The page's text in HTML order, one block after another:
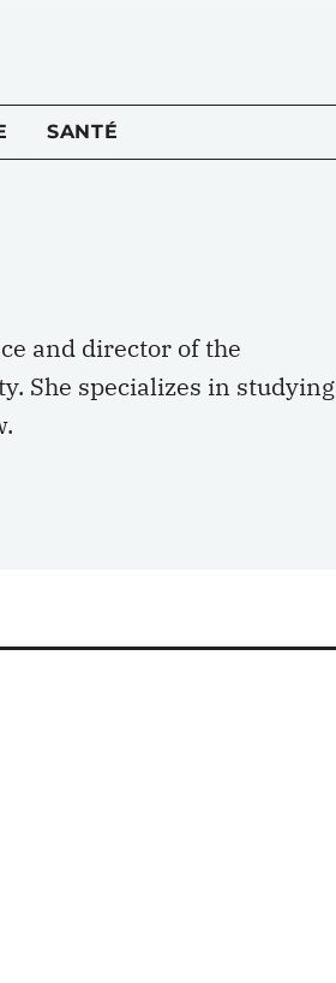
SANTÉ
and director of the
She specializes in studying